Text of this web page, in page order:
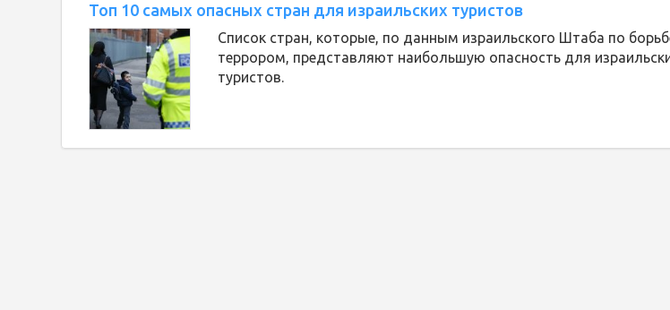
Топ 10 самых опасных стран для израильских туристов
Список стран, которые, по данным израильского Штаба по
террором, представляют наибольшую опасность для
туристов.